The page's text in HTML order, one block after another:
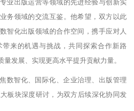
业出版运营等领域的先进经验与创新实
务领域的交流互鉴。他希望，双方以此
智化出版领域的合作空间，携手应对人
来的机遇与挑战，共同探索合作新路
发展、实现更高水平提升贡献力量。
数智化、国际化、企业治理、出版管理
板块深度研讨，为双方后续深化协同发